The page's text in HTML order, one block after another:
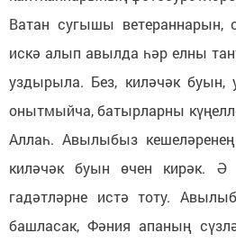
Ватан сугышы ветераннарын,
искә алып авылда һәр елны
уздырыла. Без, киләчәк буын,
онытмыйча, батырларны
Аллаһ. Авылыбыз
киләчәк буын өчен кирәк. Ә
гадәтләрне истә тоту.
башласак, Фәния апаның